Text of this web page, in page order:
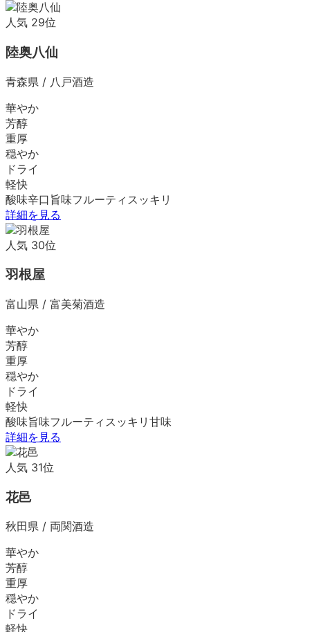
人気 29位
陸奥八仙
青森県 / 八戸酒造
華やか
芳醇
重厚
穏やか
ドライ
軽快
酸味辛口 旨味フルーティ スッキリ
詳細を見る
人気 30位
羽根屋
富山県 / 富美菊酒造
華やか
芳醇
重厚
穏やか
ドライ
軽快
酸味旨味フルーティ スッキリ 甘味
詳細を見る
人気 31位
花邑
秋田県 / 両関酒造
華やか
芳醇
重厚
穏やか
ドライ
軽快